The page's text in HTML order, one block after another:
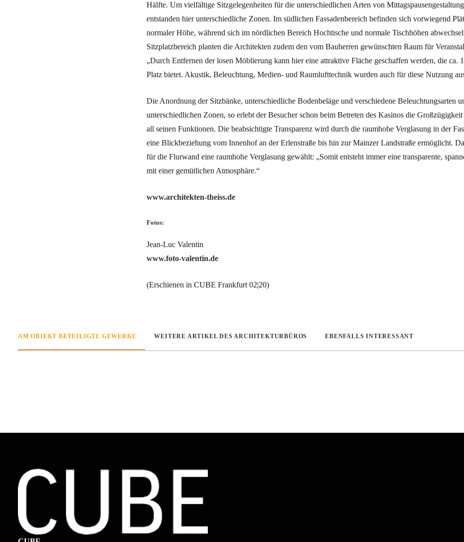
Hälfte. Um vielfältige Sitzgelegenheiten für die unterschiedlichen Arten von
entstanden hier unterschiedliche Zonen. Im südlichen Fassadenbereich befinden sich vorwiegend
normaler Höhe, während sich im nördlichen Bereich Hochtische und normale Tischhöhen
Sitzplatzbereich planten die Architekten zudem den vom Bauherren gewünschten Raum für
„Durch Entfernen der losen Möblierung kann hier eine attraktive Fläche geschaffen werden, die ca.
Platz bietet. Akustik, Beleuchtung, Medien- und Raumlufttechnik wurden auch für diese Nutzung
Die Anordnung der Sitzbänke, unterschiedliche Bodenbeläge und verschiedene Beleuchtungsarten
unterschiedlichen Zonen, so erlebt der Besucher schon beim Betreten des Kasinos die
all seinen Funktionen. Die beabsichtigte Transparenz wird durch die raumhohe Verglasung in der
eine Blickbeziehung vom Innenhof an der Erlenstraße bis hin zur Mainzer Landstraße ermöglicht.
für die Flurwand eine raumhohe Verglasung gewählt: „Somit entsteht immer eine transparente,
mit einer gemütlichen Atmosphäre.“
www.architekten-theiss.de
Fotos:
Jean-Luc Valentin
www.foto-valentin.de
(Erschienen in CUBE Frankfurt 02|20)
AM OBJEKT BETEILIGTE GEWERKE WEITERE ARTIKEL DES ARCHITEKTURBÜROS EBENFALLS INTERESSANT